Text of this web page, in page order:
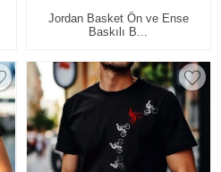
Jordan Basket Ön ve Ense
Baskılı B...